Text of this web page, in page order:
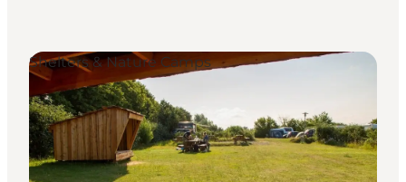
Shelters & Nature Camps